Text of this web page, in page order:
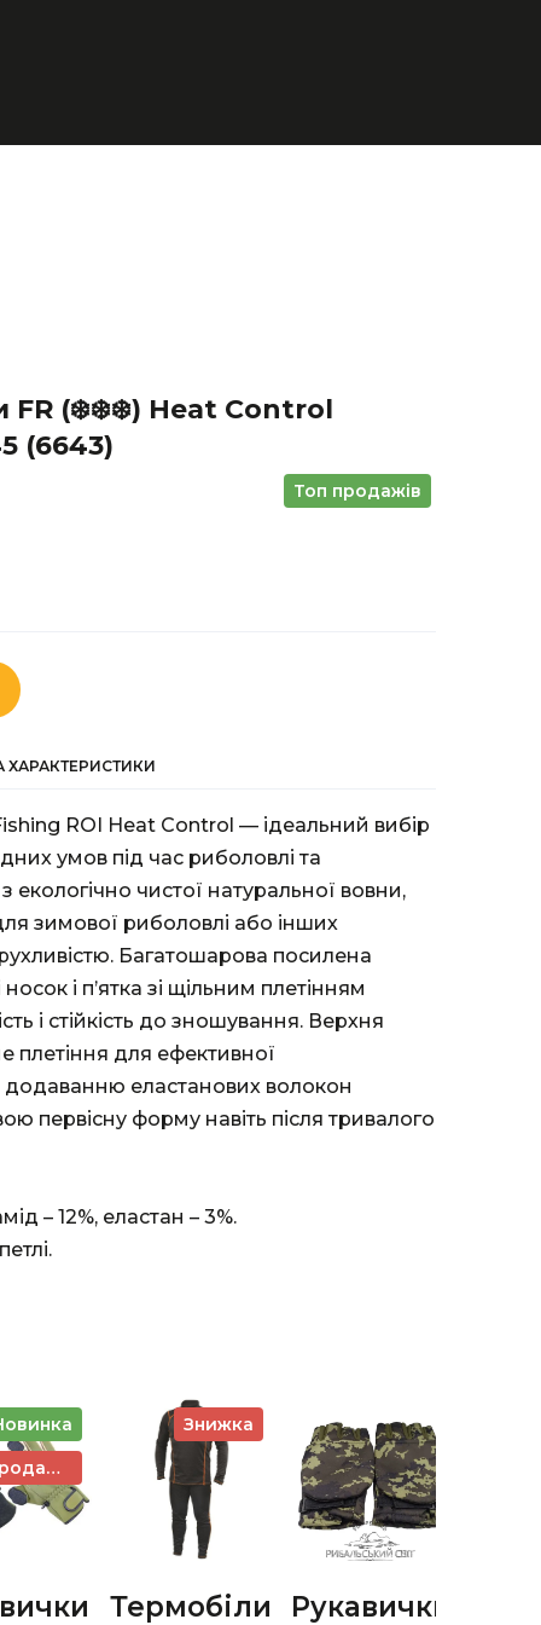
(❄️❄️❄️) Heat Control
(6643)
Топ продажів
ХАРАКТЕРИСТИКИ
ROI Heat Control — ідеальний вибір
умов під час риболовлі та
екологічно чистої натуральної вовни,
зимової риболовлі або інших
Багатошарова посилена
і п’ятка зі щільним плетінням
і стійкість до зношування. Верхня
плетіння для ефективної
додаванню еластанових волокон
первісну форму навіть після тривалого
– 12%, еластан – 3%.
Топ продажів
Знижка
Термобіли
Рукавички